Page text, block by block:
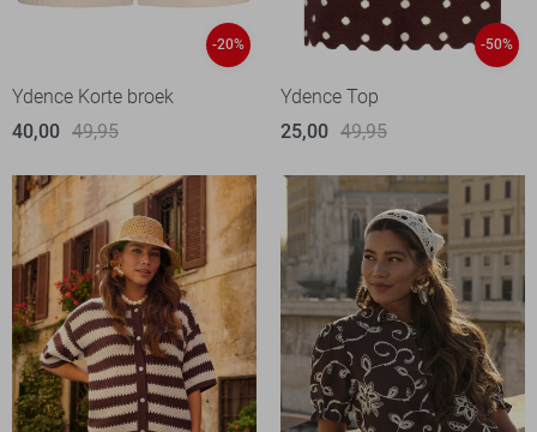
-20%
Ydence Korte broek
40,00 49,95
-50%
Ydence Top
25,00 49,95